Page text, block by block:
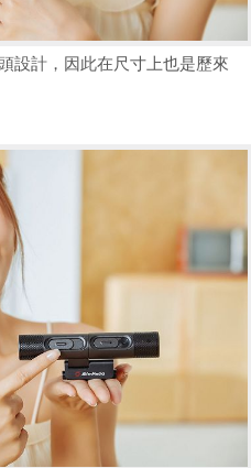
設計，因此在尺寸上也是歷來